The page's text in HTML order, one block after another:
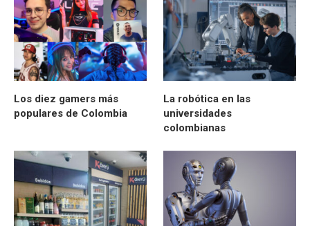
Los diez gamers más
populares de Colombia
La robótica en las
universidades
colombianas